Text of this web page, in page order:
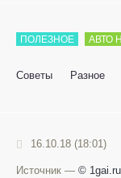
ПОЛЕЗНОЕ АВТО
Советы Разное
16.10.18 (18:01)
Источник — © 1gai.ru